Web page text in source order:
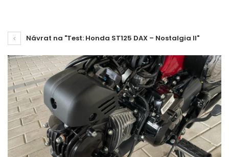
Návrat na "Test: Honda ST125 DAX – Nostalgia II"